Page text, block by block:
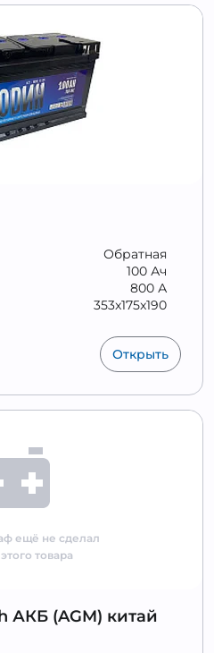
Обратная
100 Ач
800 А
353x175x190
Открыть
ещё не сделал
товара
АКБ (AGM) китай